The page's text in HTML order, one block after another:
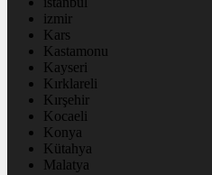
izmir
Kars
Kastamonu
Kayseri
Kırklareli
Kırşehir
Kocaeli
Konya
Kütahya
Malatya